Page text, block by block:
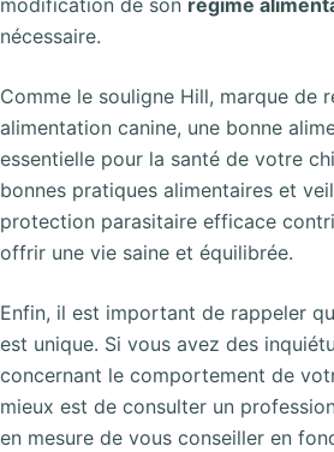
modification de son régime
nécessaire.
Comme le souligne Hill, marque de
alimentation canine, une bonne
essentielle pour la santé de votre
bonnes pratiques alimentaires et
protection parasitaire efficace
offrir une vie saine et équilibrée.
Enfin, il est important de rappeler
est unique. Si vous avez des
concernant le comportement de
mieux est de consulter un
en mesure de vous conseiller en